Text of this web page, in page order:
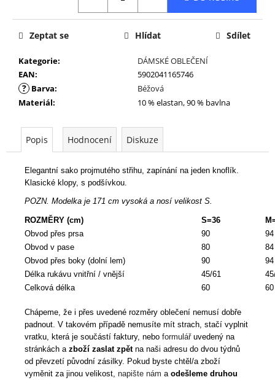
Kategorie:
DÁMSKÉ OBLEČENÍ
EAN: 5902041165746
? Barva:
Béžová
Materiál: 10 % elastan, 90 % bavlna
Zeptat se Hlídat Sdílet
Popis Hodnocení Diskuze
Elegantní sako projmutého střihu, zapínání na jeden knoflík.
Klasické klopy, s podšívkou.
POZN. Modelka je 171 cm vysoká a nosí velikost S.
ROZMĚRY (cm) S=36
Obvod přes prsa
90
94
Obvod v pase
80
84
Obvod přes boky (dolní lem)
90
94
Délka rukávu vnitřní / vnější
45/61
Celková délka
60 60
Chápeme, že i přes uvedené rozměry oblečení nemusí dobře
padnout. V takovém případě nemusíte mít strach, stačí vyplnit
vratku, která je součástí faktury, nebo formulář uvedený na
stránkách a zboží zaslat zpětna naši adresu do dvou týdnů
od převzetí původní zásilky. Pokud byste chtěl/a zboží
vyměnit za jinou velikost, napište nám a odešleme druhou